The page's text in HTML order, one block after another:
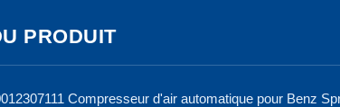
PRODUIT
Compresseur d'air automatique pour Benz